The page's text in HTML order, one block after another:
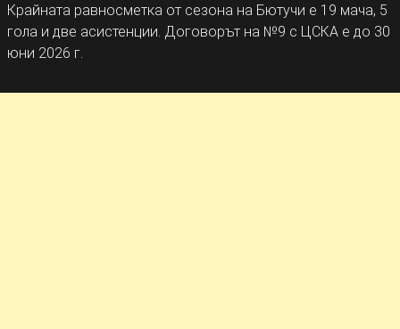
Крайната равносметка от сезона на Бютучи е 19 мача, 5
гола и две асистенции. Договорът на №9 с ЦСКА е до 30
юни 2026 г.